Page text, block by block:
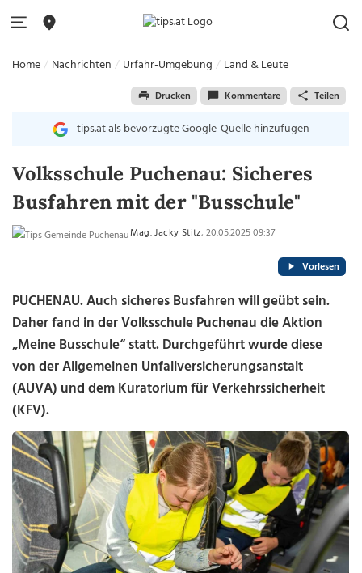
Home Nachrichten Urfahr-Umgebung Land & Leute
Drucken Kommentare Teilen
tips.at als bevorzugte Google-Quelle hinzufügen
Volksschule Puchenau: Sicheres
Busfahren mit der "Busschule"
Mag. Jacky Stitz, 20.05.2025 09:37
Vorlesen
PUCHENAU. Auch sicheres Busfahren will geübt sein.
Daher fand in der Volksschule Puchenau die Aktion
„Meine Busschule“ statt. Durchgeführt wurde diese
von der Allgemeinen Unfallversicherungsanstalt
(AUVA) und dem Kuratorium für Verkehrssicherheit
(KFV).